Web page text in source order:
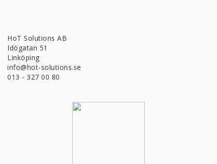
HoT Solutions AB
Idögatan 51
Linköping
info@hot-solutions.se
013 - 327 00 80